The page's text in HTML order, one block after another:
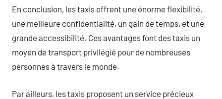
En conclusion, les taxis offrent une énorme flexibilité,
une meilleure confidentialité, un gain de temps, et une
grande accessibilité. Ces avantages font des taxis un
moyen de transport privilégié pour de nombreuses
personnes à travers le monde.
Par ailleurs, les taxis proposent un service précieux